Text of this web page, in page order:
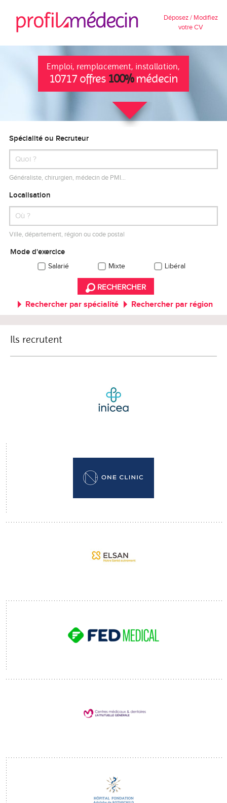
Déposez / Modifiez
votre CV
Emploi, remplacement, installation,
10717 offres 100%médecin
Spécialité ou Recruteur
Généraliste, chirurgien, médecin de PMI…
Localisation
Ville, département, région ou code postal
Mode d'exercice
Salarié Mixte Libéral
RECHERCHER
Rechercher par spécialité Rechercher par région
Ils recrutent